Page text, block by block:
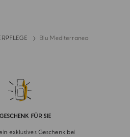
Blu Mediterraneo
FÜR SIE
exklusives Geschenk bei